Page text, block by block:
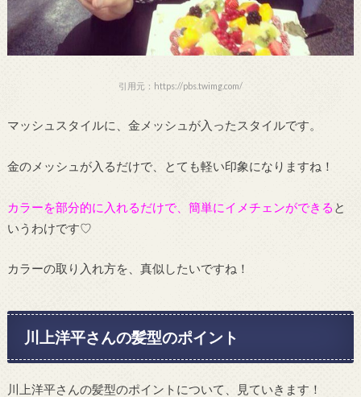
引用元：https://pbs.twimg.com/
マッシュスタイルに、金メッシュが入ったスタイルです。
金のメッシュが入るだけで、とても軽い印象になりますね！
カラーを部分的に入れるだけで、簡単にイメチェンができる と
いうわけです♡
カラーの取り入れ方を、真似したいですね！
川上洋平さんの髪型のポイント
川上洋平さんの髪型のポイントについて、見ていきます！